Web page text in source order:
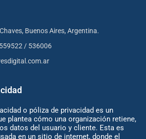
Buenos Aires, Argentina.
/ 536006
o póliza de privacidad es un
plantea cómo una organización retiene,
datos del usuario y cliente. Esta es
en un sitio de internet, donde el